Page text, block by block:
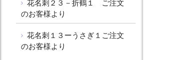
花名刺２３－折鶴１ ご注文
のお客様より
花名刺１３ーうさぎ１ご注文
のお客様より